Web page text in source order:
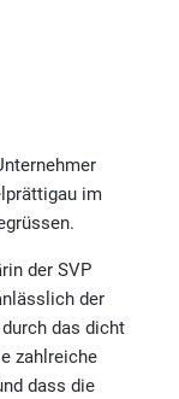
im
der SVP
der
das dicht
zahlreiche
dass die